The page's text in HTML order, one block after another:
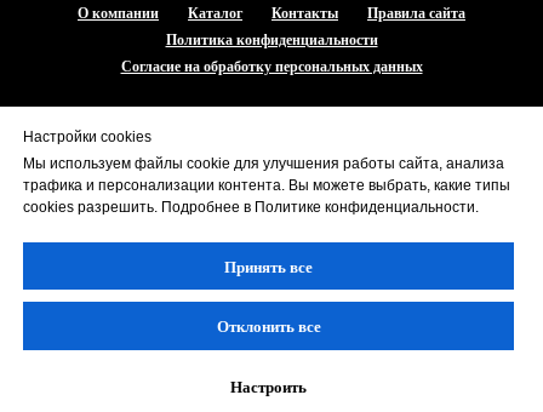
Настройки cookies
Мы используем файлы cookie для улучшения работы сайта, анализа
трафика и персонализации контента. Вы можете выбрать, какие типы
cookies разрешить. Подробнее в Политике конфиденциальности.
Принять все
Отклонить все
Настроить
О компании Каталог Контакты
Правила сайта
Политика конфиденциальности
Согласие на обработку персональных данных
+7 (917) 981-26-17
zpromgaz@zpromgaz.ru
ВВЕРХ
Made on Tilda